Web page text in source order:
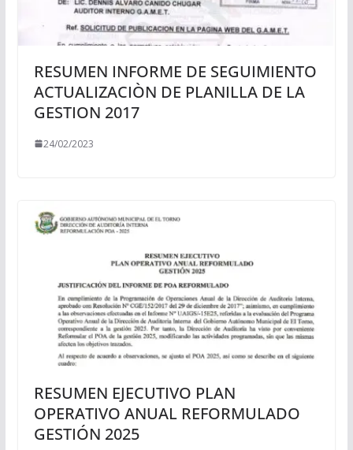
RESUMEN INFORME DE SEGUIMIENTO
ACTUALIZACIÒN DE PLANILLA DE LA
GESTION 2017
24/02/2023
RESUMEN EJECUTIVO PLAN
OPERATIVO ANUAL REFORMULADO
GESTIÓN 2025